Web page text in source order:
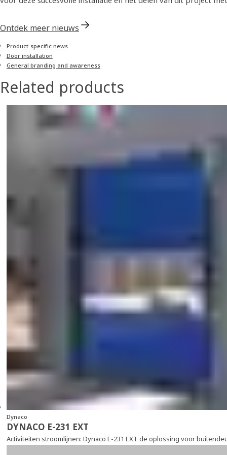
Ontdek meer nieuws
Product-specific news
Door installation
General branding and awareness
Related products
Dynaco
DYNACO E-231 EXT
Activiteiten stroomlijnen: Dynaco E-231 EXT de oplossing voor